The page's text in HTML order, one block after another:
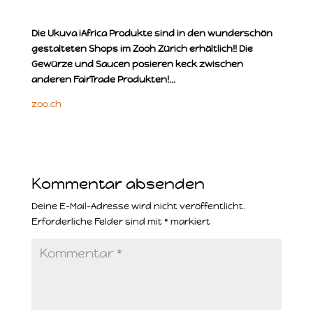
Die Ukuva iAfrica Produkte sind in den wunderschön
gestalteten Shops im Zooh Zürich erhältlich!! Die
Gewürze und Saucen posieren keck zwischen
anderen FairTrade Produkten!…
zoo.ch
Kommentar absenden
Deine E-Mail-Adresse wird nicht veröffentlicht.
Erforderliche Felder sind mit * markiert